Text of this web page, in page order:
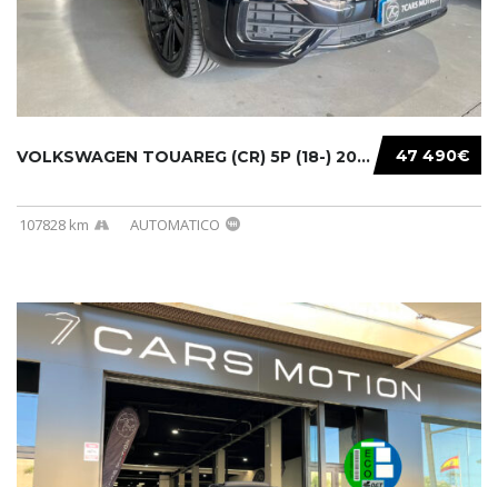
47 490€
VOLKSWAGEN TOUAREG (CR) 5P (18-) 2021...
107828 km AUTOMATICO